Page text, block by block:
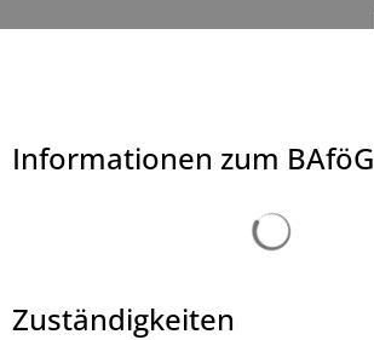
Informationen zum BAföG
Zuständigkeiten